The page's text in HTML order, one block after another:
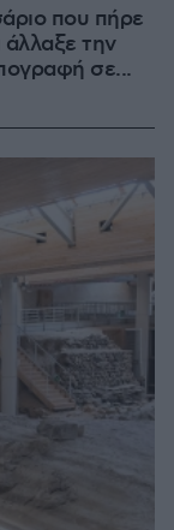
που πήρε
άλλαξε την
σε...